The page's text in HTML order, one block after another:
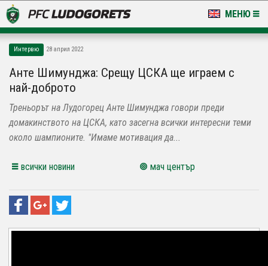
МЕНЮ
LUDOGORETS TV
НА ТЕРЕНА
СТАДИОН & БАЗИ
Интервю 28 април 2022
Анте Шимунджа: Срещу ЦСКА ще играем с
най-доброто
Треньорът на Лудогорец Анте Шимунджа говори преди
домакинството на ЦСКА, като засегна всички интересни теми
около шампионите. "Имаме мотивация да...
всички новини мач център